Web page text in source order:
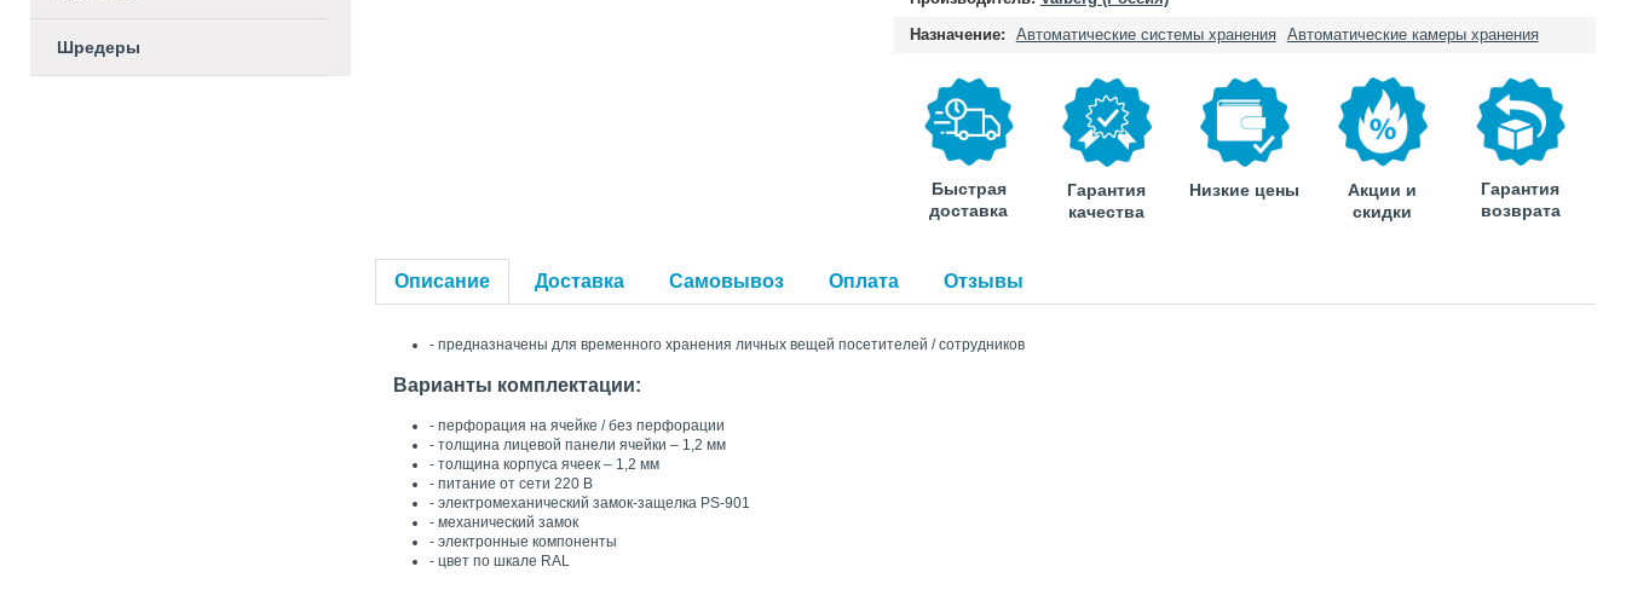
Шредеры
Назначение:
Автоматические системы хранения Автоматические камеры хранения
Быстрая
доставка
Гарантия
качества
Низкие цены
Акции и
скидки
Гарантия
возврата
Описание Доставка Самовывоз Оплата Отзывы
- предназначены для временного хранения личных вещей посетителей / сотрудников
Варианты комплектации:
- перфорация на ячейке / без перфорации
- толщина лицевой панели ячейки – 1,2 мм
- толщина корпуса ячеек – 1,2 мм
- питание от сети 220 В
- электромеханический замок-защелка PS-901
- механический замок
- электронные компоненты
- цвет по шкале RAL